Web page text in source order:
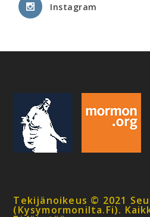
Instagram
Tekijänoikeus © 2021
(kysymormonilta.fi).